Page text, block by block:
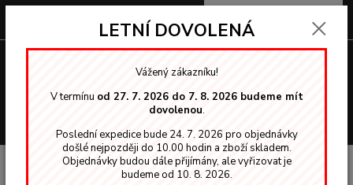
0,00 Kč
OSMO vosky, oleje Interiér
3111 Osmo dekorační vosk Bílá
LETNÍ DOVOLENÁ
Vážený zákazníku!
V termínu od 27. 7. 2026 do 7. 8. 2026 budeme mít
dovolenou.
Poslední expedice bude 24. 7. 2026 pro objednávky
došlé nejpozději do 10.00 hodin a zboží skladem.
Objednávky budou dále přijímány, ale vyřizovat je
budeme od 10. 8. 2026.